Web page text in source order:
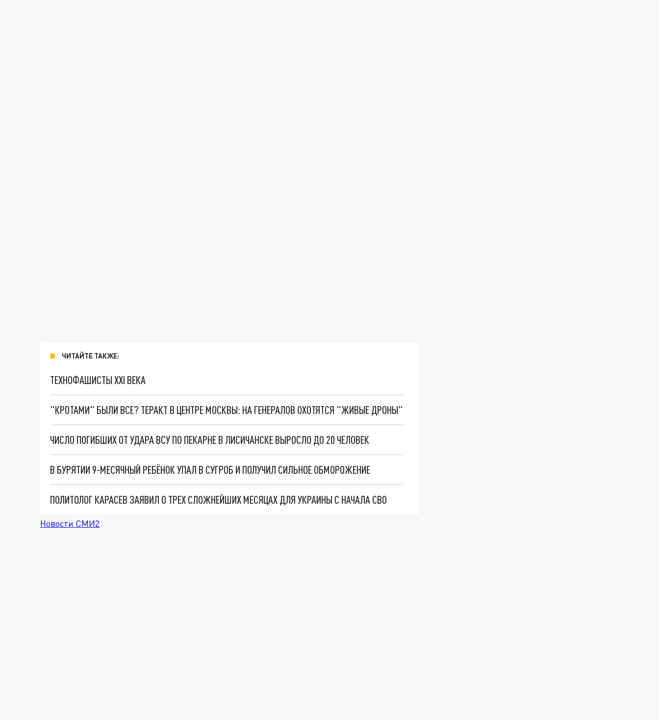
ЧИТАЙТЕ ТАКЖЕ:
ТЕХНОФАШИСТЫ XXI ВЕКА
"КРОТАМИ" БЫЛИ ВСЕ? ТЕРАКТ В ЦЕНТРЕ МОСКВЫ: НА ГЕНЕРАЛОВ ОХОТЯТСЯ "ЖИВЫЕ ДРОНЫ"
ЧИСЛО ПОГИБШИХ ОТ УДАРА ВСУ ПО ПЕКАРНЕ В ЛИСИЧАНСКЕ ВЫРОСЛО ДО 20 ЧЕЛОВЕК
В БУРЯТИИ 9-МЕСЯЧНЫЙ РЕБЁНОК УПАЛ В СУГРОБ И ПОЛУЧИЛ СИЛЬНОЕ ОБМОРОЖЕНИЕ
ПОЛИТОЛОГ КАРАСЕВ ЗАЯВИЛ О ТРЕХ СЛОЖНЕЙШИХ МЕСЯЦАХ ДЛЯ УКРАИНЫ С НАЧАЛА СВО
Новости СМИ2